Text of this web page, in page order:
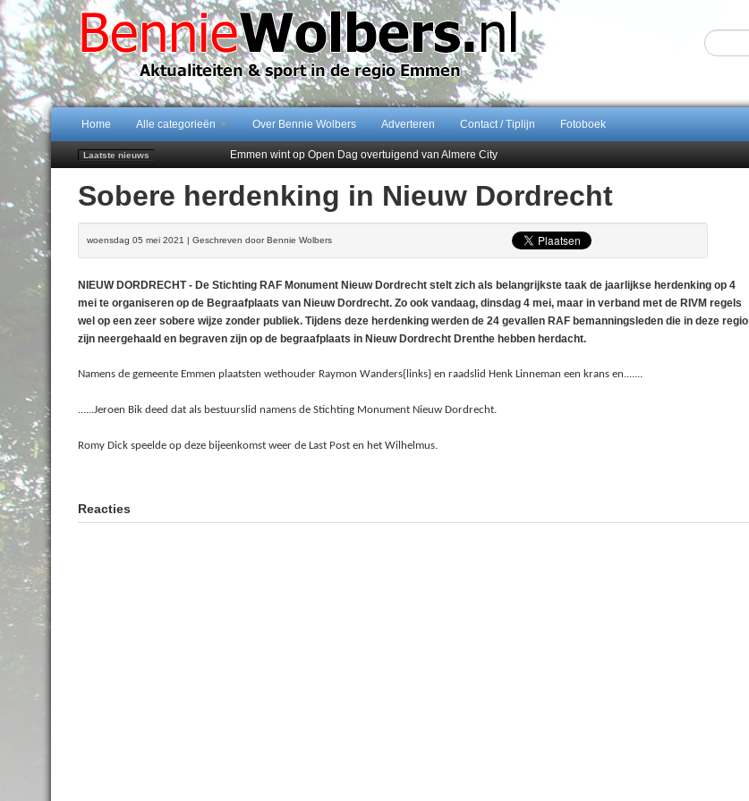
Home Alle categorieën Over Bennie Wolbers Adverteren Contact / Tiplijn Fotoboek
Laatste nieuws
Emmen wint op Open Dag overtuigend van Almere City
Jubileumfeest 35 jaar De Amer
Hunzeloopwandeltocht keert op 19 september 2026 terug naar Zuidlaren
102 kaarsen voor eeuwling Mieke Sijbom-Maatje
Sobere herdenking in Nieuw Dordrecht
woensdag 05 mei 2021 | Geschreven door Bennie Wolbers
NIEUW DORDRECHT - De Stichting RAF Monument Nieuw Dordrecht stelt zich als belangrijkste taak de jaarlijkse herdenking op 4
mei te organiseren op de Begraafplaats van Nieuw Dordrecht. Zo ook vandaag, dinsdag 4 mei, maar in verband met de RIVM regels
wel op een zeer sobere wijze zonder publiek. Tijdens deze herdenking werden de 24 gevallen RAF bemanningsleden die in deze regio
zijn neergehaald en begraven zijn op de begraafplaats in Nieuw Dordrecht Drenthe hebben herdacht.
Namens de gemeente Emmen plaatsten wethouder Raymon Wanders{links} en raadslid Henk Linneman een krans en.......
......Jeroen Bik deed dat als bestuurslid namens de Stichting Monument Nieuw Dordrecht.
Romy Dick speelde op deze bijeenkomst weer de Last Post en het Wilhelmus.
Reacties